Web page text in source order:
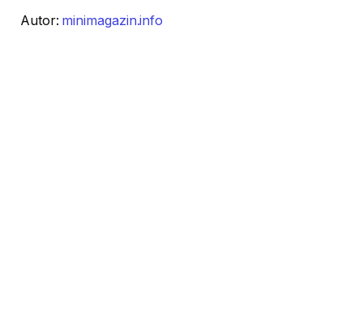
Autor: minimagazin.info